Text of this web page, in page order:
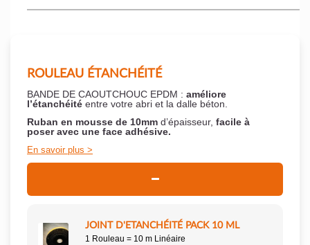
ROULEAU ÉTANCHÉITÉ
BANDE DE CAOUTCHOUC EPDM : améliore
l’étanchéité entre votre abri et la dalle béton.
Ruban en mousse de 10mm d’épaisseur, facile à
poser avec une face adhésive.
En savoir plus
JOINT D'ETANCHÉITÉ PACK 10 ML
1 Rouleau = 10 m Linéaire